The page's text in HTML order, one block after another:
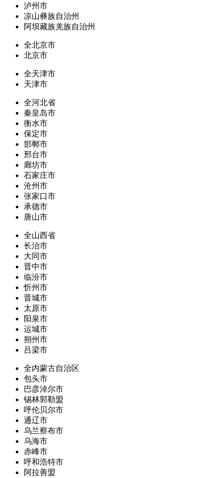
泸州市
凉山彝族自治州
阿坝藏族羌族自治州
全北京市
北京市
全天津市
天津市
全河北省
秦皇岛市
衡水市
保定市
邯郸市
邢台市
廊坊市
石家庄市
沧州市
张家口市
承德市
唐山市
全山西省
长治市
大同市
晋中市
临汾市
忻州市
晋城市
太原市
阳泉市
运城市
朔州市
吕梁市
全内蒙古自治区
包头市
巴彦淖尔市
锡林郭勒盟
呼伦贝尔市
通辽市
乌兰察布市
乌海市
赤峰市
呼和浩特市
阿拉善盟